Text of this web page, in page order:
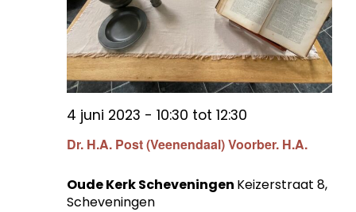
Dr. H.A. Post (Veenendaal) Voorber. H.A.
4 juni 2023 - 10:30 tot 12:30
Oude Kerk Scheveningen Keizerstraat 8,
Scheveningen